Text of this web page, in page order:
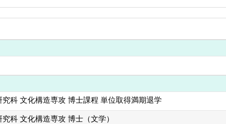
科 文化構造専攻 博士課程 単位取得満期退学
科 文化構造専攻 博士（文学）